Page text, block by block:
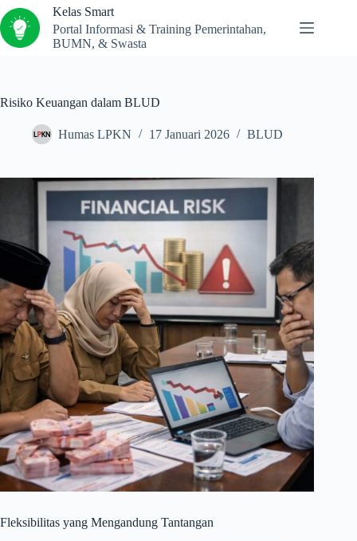
Kelas Smart
Portal Informasi & Training Pemerintahan,
BUMN, & Swasta
Risiko Keuangan dalam BLUD
Humas LPKN 17 Januari 2026 BLUD
Fleksibilitas yang Mengandung Tantangan